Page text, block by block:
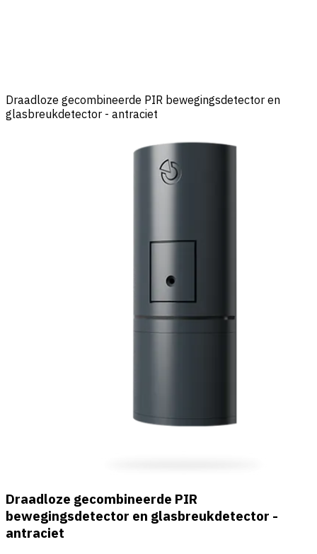
Draadloze gecombineerde PIR bewegingsdetector en
glasbreukdetector - antraciet
Draadloze gecombineerde PIR
bewegingsdetector en glasbreukdetector -
antraciet